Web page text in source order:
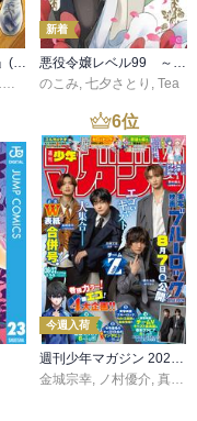
,転
新着
のこみ 七夕さとり Tea
6位
今週入荷
週刊少年マガジン 2026年36・37号[2026年8月5日発売]
金城宗幸, ノ村優介, 真島ヒロ